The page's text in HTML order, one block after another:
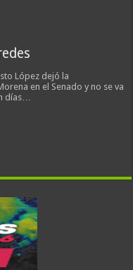
López dejó la
en el Senado y no se va
días…